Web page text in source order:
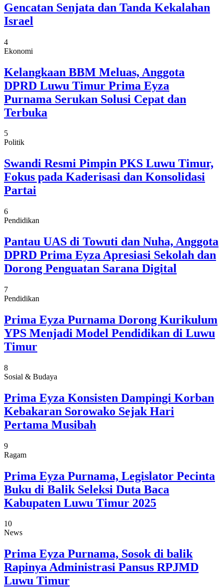
Gencatan Senjata dan Tanda Kekalahan
Israel
4
Ekonomi
Kelangkaan BBM Meluas, Anggota
DPRD Luwu Timur Prima Eyza
Purnama Serukan Solusi Cepat dan
Terbuka
5
Politik
Swandi Resmi Pimpin PKS Luwu Timur,
Fokus pada Kaderisasi dan Konsolidasi
Partai
6
Pendidikan
Pantau UAS di Towuti dan Nuha, Anggota
DPRD Prima Eyza Apresiasi Sekolah dan
Dorong Penguatan Sarana Digital
7
Pendidikan
Prima Eyza Purnama Dorong Kurikulum
YPS Menjadi Model Pendidikan di Luwu
Timur
8
Sosial & Budaya
Prima Eyza Konsisten Dampingi Korban
Kebakaran Sorowako Sejak Hari
Pertama Musibah
9
Ragam
Prima Eyza Purnama, Legislator Pecinta
Buku di Balik Seleksi Duta Baca
Kabupaten Luwu Timur 2025
10
News
Prima Eyza Purnama, Sosok di balik
Rapinya Administrasi Pansus RPJMD
Luwu Timur